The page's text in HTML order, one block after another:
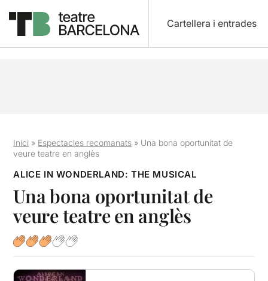
Cartellera i entrades
Inici » Espectacles recomanats » Una bona oportunitat de
veure teatre en anglès
ALICE IN WONDERLAND: THE MUSICAL
Una bona oportunitat de
veure teatre en anglès